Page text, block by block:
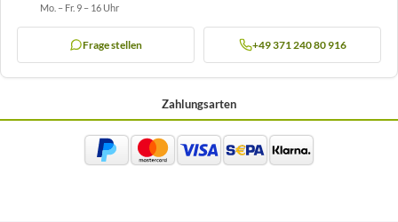
Mo. – Fr. 9 – 16 Uhr
Frage stellen +49 371 240 80 916
Zahlungsarten